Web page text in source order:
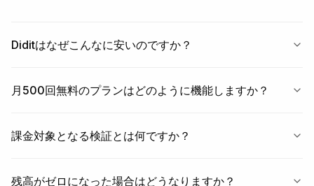
Diditはなぜこんなに安いのですか？
月500回無料のプランはどのように機能しますか？
課金対象となる検証とは何ですか？
残高がゼロになった場合はどうなりますか？